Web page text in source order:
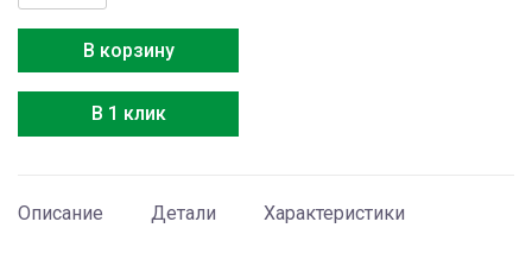
товара
RAM-
53NE2F
В корзину
В 1 клик
Описание Детали Характеристики